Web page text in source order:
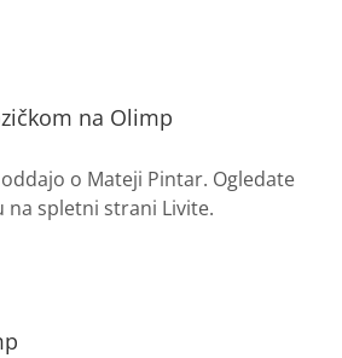
na Olimp
o Mateji Pintar. Ogledate
na spletni strani Livite.